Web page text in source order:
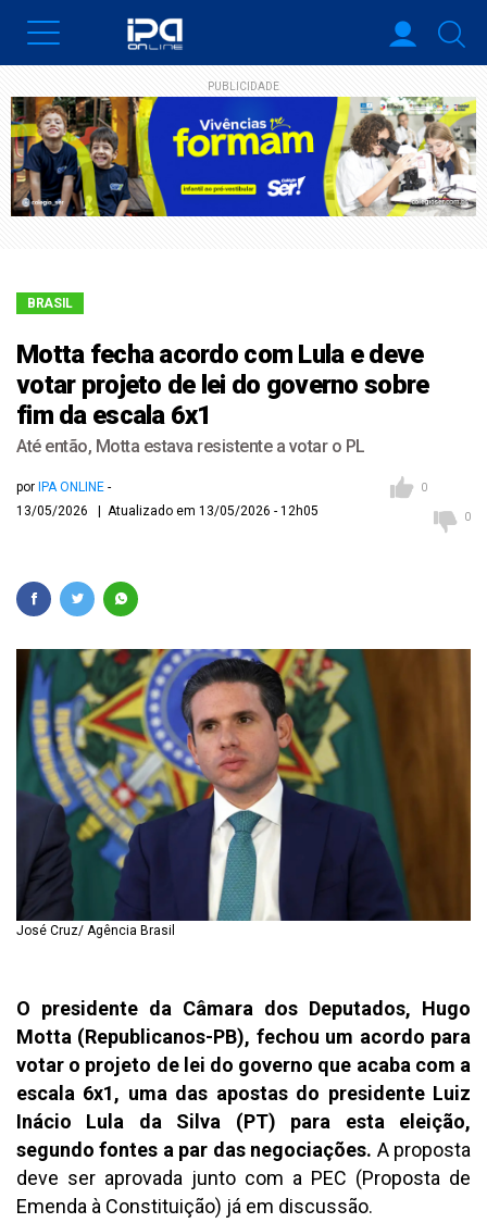
PUBLICIDADE
BRASIL
Motta fecha acordo com Lula e deve
votar projeto de lei do governo sobre
fim da escala 6x1
Até então, Motta estava resistente a votar o PL
por IPA ONLINE
13/05/2026 | Atualizado em 13/05/2026 - 12h05
0
0
José Cruz/ Agência Brasil
O presidente da Câmara dos Deputados, Hugo
Motta (Republicanos-PB), fechou um acordo para
votar o projeto de lei do governo que acaba com a
escala 6x1, uma das apostas do presidente Luiz
Inácio Lula da Silva (PT) para esta eleição,
segundo fontes a par das negociações. A proposta
deve ser aprovada junto com a PEC (Proposta de
Emenda à Constituição) já em discussão.